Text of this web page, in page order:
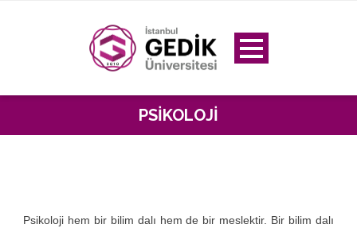
PSIKOLOJI
Psikoloji hem bir bilim dalı hem de bir meslektir. Bir bilim dalı